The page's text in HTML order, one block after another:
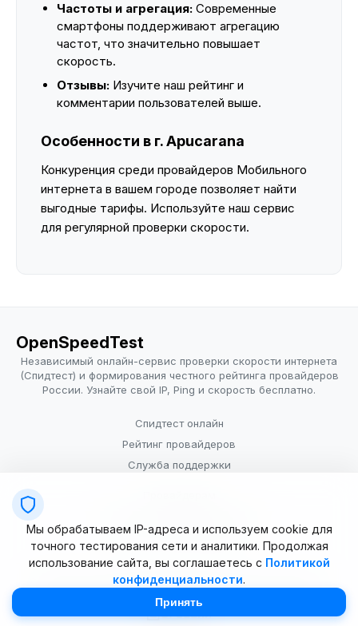
Частоты и агрегация: Современные
смартфоны поддерживают агрегацию
частот, что значительно повышает
скорость.
Отзывы: Изучите наш рейтинг и
комментарии пользователей выше.
Особенности в г. Apucarana
Конкуренция среди провайдеров Мобильного
интернета в вашем городе позволяет найти
выгодные тарифы. Используйте наш сервис
для регулярной проверки скорости.
OpenSpeedTest
Независимый онлайн-сервис проверки скорости интернета
(Спидтест) и формирования честного рейтинга провайдеров
России. Узнайте свой IP, Ping и скорость бесплатно.
Спидтест онлайн
Рейтинг провайдеров
Служба поддержки
Условия использования
© 2025–2026 OpenSpeedTest (ИП Долматова В.В.). Все права
Мы обрабатываем IP-адреса и используем cookie для
точного тестирования сети и аналитики. Продолжая
использование сайта, вы соглашаетесь с Политикой
конфиденциальности.
Принять